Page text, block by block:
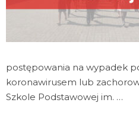
postępowania na wypadek
koronawirusem lub
Szkole Podstawowej im. …